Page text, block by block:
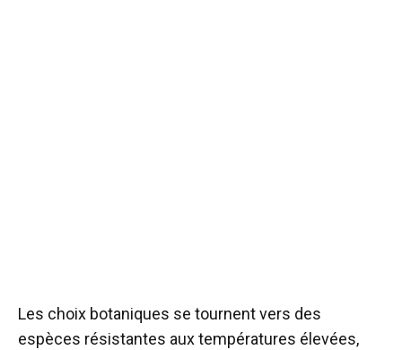
Les choix botaniques se tournent vers des
espèces résistantes aux températures élevées,